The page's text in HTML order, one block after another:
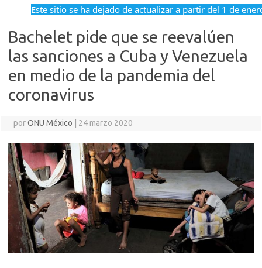
Este sitio se ha dejado de actualizar a partir del 1 de
Bachelet pide que se reevalúen
las sanciones a Cuba y Venezuela
en medio de la pandemia del
coronavirus
porONU México 24 marzo 2020